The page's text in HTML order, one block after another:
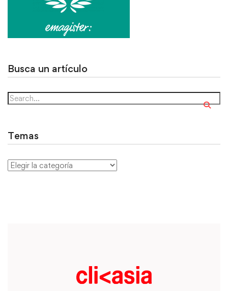
Busca un artículo
Temas